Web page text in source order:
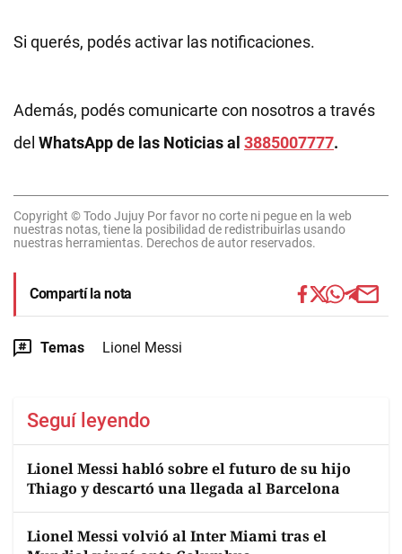
Si querés, podés activar las notificaciones.
Además, podés comunicarte con nosotros a través
del WhatsApp de las Noticias al 3885007777.
Copyright © Todo Jujuy Por favor no corte ni pegue en la web
nuestras notas, tiene la posibilidad de redistribuirlas usando
nuestras herramientas. Derechos de autor reservados.
Compartí la nota
Temas Lionel Messi
Seguí leyendo
Lionel Messi habló sobre el futuro de su hijo
Thiago y descartó una llegada al Barcelona
Lionel Messi volvió al Inter Miami tras el